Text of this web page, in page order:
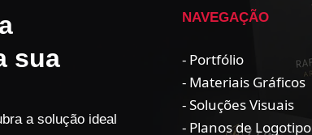
sua
a solução ideal
NAVEGAÇÃO
- Portfólio
- Materiais Gráficos
- Soluções Visuais
- Planos de Logotipo